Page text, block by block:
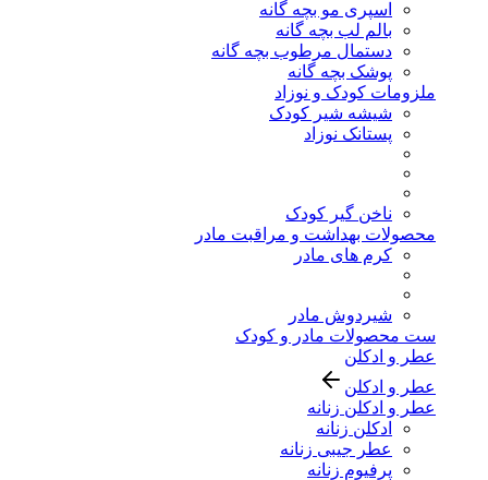
اسپری مو بچه گانه
بالم لب بچه گانه
دستمال مرطوب بچه گانه
پوشک بچه گانه
ملزومات کودک و نوزاد
شیشه شیر کودک
پستانک نوزاد
ناخن گیر کودک
محصولات بهداشت و مراقبت مادر
کرم های مادر
شیردوش مادر
ست محصولات مادر و کودک
عطر و ادکلن
عطر و ادکلن
عطر و ادکلن زنانه
ادکلن زنانه
عطر جیبی زنانه
پرفیوم زنانه